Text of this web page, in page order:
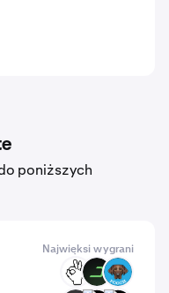
poniższych
Najwięksi wygrani
OKIE DARK POOCH